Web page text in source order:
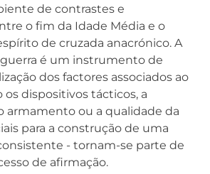
de contrastes e
o fim da Idade Média e o
de cruzada anacrónico. A
é um instrumento de
dos factores associados ao
dispositivos tácticos, a
armamento ou a qualidade da
para a construção de uma
- tornam-se parte de
de afirmação.